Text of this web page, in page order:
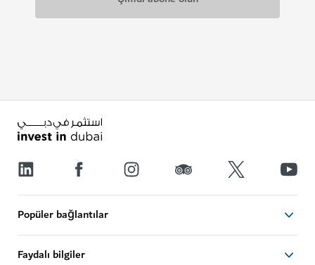
Popüler bağlantılar
Faydalı bilgiler